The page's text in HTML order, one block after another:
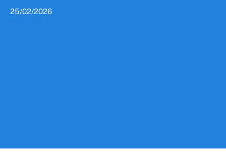
25/02/2026